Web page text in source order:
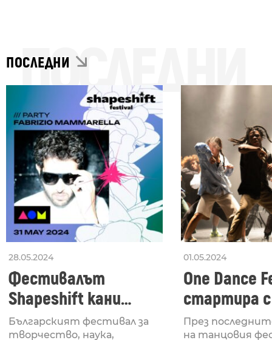
ПОСЛЕДНИ
ПОСЛЕДНИ
28.05.2024
Фестивалът
Shapeshift кани
Fabrizio Mammarella
Българският фестивал за
творчество, наука,
01.05.2024
One Dance
стартира
Lucid,
През
на танцовия